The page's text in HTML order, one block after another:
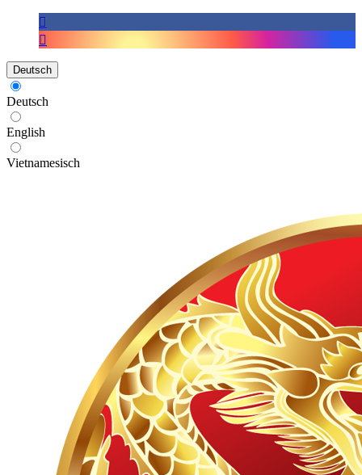
Deutsch
Deutsch
English
Vietnamesisch